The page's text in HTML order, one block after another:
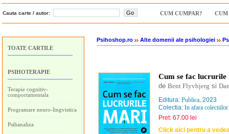
Cauta carte / autor: CUM CUMPAR? CUM
TOATE CARTILE
PSIHOTERAPIE
Terapie cognitiv-
comportamentala
Programare neuro-lingvistica
Psihanaliza
Psihoshop.ro Alte domenii ale psihologiei
Cum se fac
de Bent Flyvbjerg si
Editura: Publica, 2023
Colectia: In afara colectiilor
Pret: 67.00 lei
Click aici pentru a